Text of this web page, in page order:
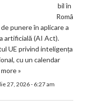
bil în
Româ
punere în aplicare a
artificială (AI Act).
UE privind inteligența
cu un calendar
»
27, 2026 - 6:27 am